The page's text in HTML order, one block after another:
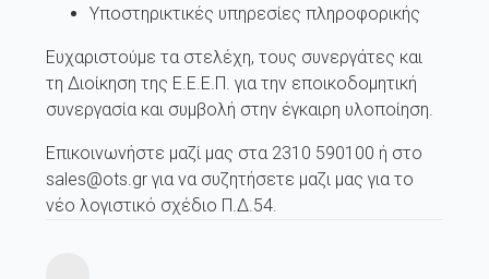
Υποστηρικτικές υπηρεσίες πληροφορικής
Ευχαριστούμε τα στελέχη, τους συνεργάτες και
τη Διοίκηση της Ε.Ε.Ε.Π. για την εποικοδομητική
συνεργασία και συμβολή στην έγκαιρη υλοποίηση.
Επικοινωνήστε μαζί μας στα 2310 590100 ή στο
sales@ots.gr για να συζητήσετε μαζι μας για το
νέο λογιστικό σχέδιο Π.Δ.54.